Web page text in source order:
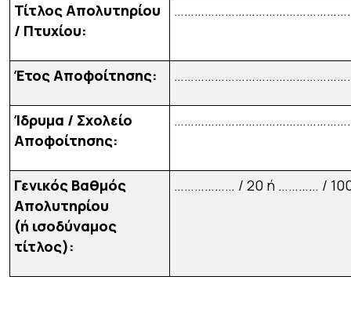
Τίτλος Απολυτηρίου
/ Πτυχίου:
Έτος Αποφοίτησης:
Ίδρυμα / Σχολείο
Αποφοίτησης:
Γενικός Βαθμός
Απολυτηρίου
(ή ισοδύναμος
τίτλος):
……………… / 20 ή ………… /